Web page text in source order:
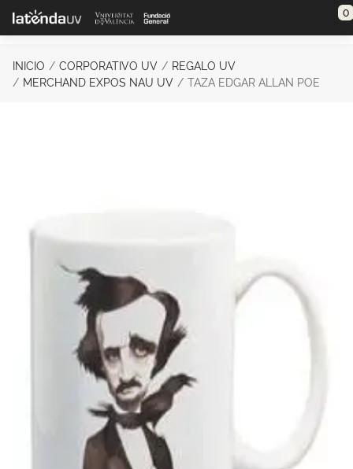
Saltar al contenido principal 0
INICIO CORPORATIVO UV
REGALO UV
MERCHAND EXPOS NAU UV
TAZA EDGAR ALLAN POE